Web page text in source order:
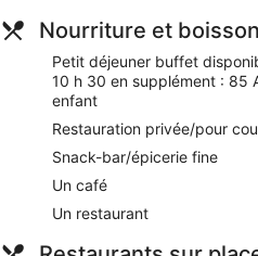
Internet gratuit, un parking
navette gratuite vers les
Wi-Fi gratuit
Parking avec voiturier,
et parking longue durée
Vous profiterez de
d'une vue sur le jardin à
Petit déjeuner buffet servi
trouverez sur place une
Nourriture et
Petit déjeuner buffet
10 h 30 en supplément : 85
enfant
Restauration privée/pour
Snack-bar/épicerie fine
Un café
Un restaurant